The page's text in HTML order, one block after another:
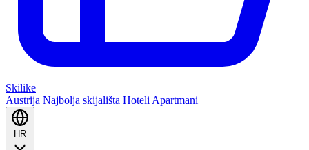
Skilike
Austrija Najbolja skijališta Hoteli Apartmani
HR